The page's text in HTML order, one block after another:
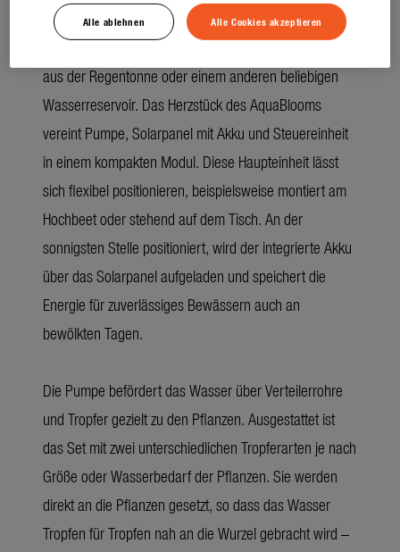
Das neue GARDENA AquaBloom L Set wird mit
Solarenergie betrieben und bezieht das Wasser direkt
aus der Regentonne oder einem anderen beliebigen
Wasserreservoir. Das Herzstück des AquaBlooms
vereint Pumpe, Solarpanel mit Akku und Steuereinheit
in einem kompakten Modul. Diese Haupteinheit lässt
sich flexibel positionieren, beispielsweise montiert am
Hochbeet oder stehend auf dem Tisch. An der
sonnigsten Stelle positioniert, wird der integrierte Akku
über das Solarpanel aufgeladen und speichert die
Energie für zuverlässiges Bewässern auch an
bewölkten Tagen.
Die Pumpe befördert das Wasser über Verteilerrohre
und Tropfer gezielt zu den Pflanzen. Ausgestattet ist
das Set mit zwei unterschiedlichen Tropferarten je nach
Größe oder Wasserbedarf der Pflanzen. Sie werden
direkt an die Pflanzen gesetzt, so dass das Wasser
Tropfen für Tropfen nah an die Wurzel gebracht wird –
Alle ablehnen Alle Cookies akzeptieren